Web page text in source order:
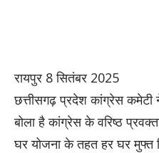
रायपुर 8 सितंबर 2025
छत्तीसगढ़ प्रदेश कांग्रेस कमेटी
बोला है कांग्रेस के वरिष्ठ
घर योजना के तहत हर घर मुफ्त